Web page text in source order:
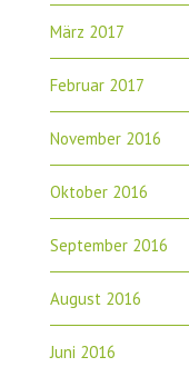
März 2017
Februar 2017
November 2016
Oktober 2016
September 2016
August 2016
Juni 2016